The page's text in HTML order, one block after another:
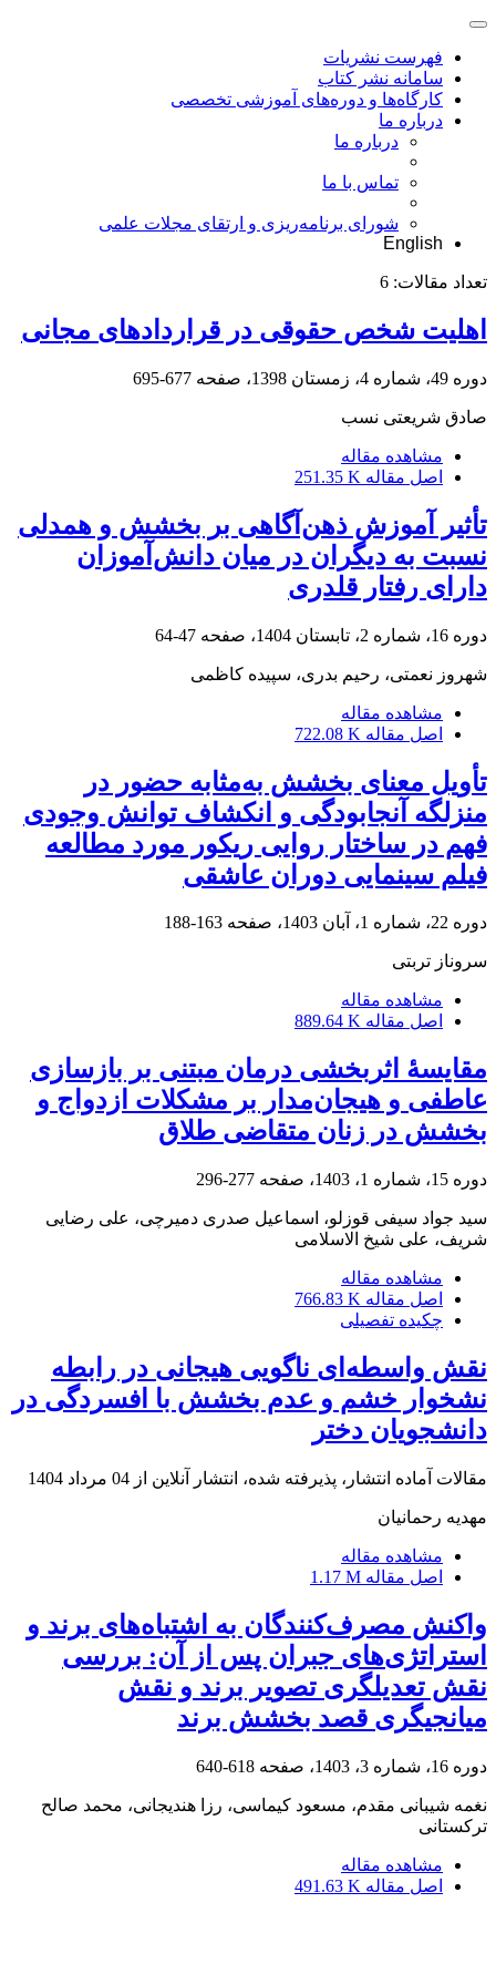
فهرست نشریات
سامانه نشر کتاب
کارگاه‌ها و دوره‌های آموزشی تخصصی
درباره ما
درباره ما
تماس با ما
شورای برنامه‌ریزی و ارتقای مجلات علمی
English
تعداد مقالات: 6
اهلیت شخص حقوقی در قراردادهای مجانی
دوره 49، شماره 4، زمستان 1398، صفحه 677-695
صادق شریعتی نسب
مشاهده مقاله
اصل مقاله 251.35 K
تأثیر آموزش ذهن‌آگاهی بر بخشش و همدلی
نسبت به دیگران در میان دانش‌آموزان
دارای رفتار قلدری
دوره 16، شماره 2، تابستان 1404، صفحه 47-64
شهروز نعمتی، رحیم بدری، سپیده کاظمی
مشاهده مقاله
اصل مقاله 722.08 K
تأویل معنای بخشش به‌‏مثابه حضور در
منزلگه آنجابودگی و انکشاف توانش وجودی
فهم در ساختار روایی ریکور مورد مطالعه
فیلم سینمایی دوران عاشقی
دوره 22، شماره 1، آبان 1403، صفحه 163-188
سروناز تربتی
مشاهده مقاله
اصل مقاله 889.64 K
مقایسۀ اثربخشی درمان مبتنی بر بازسازی
عاطفی و هیجان‌مدار بر مشکلات ازدواج و
بخشش در زنان متقاضی طلاق
دوره 15، شماره 1، 1403، صفحه 277-296
سید جواد سیفی قوزلو، اسماعیل صدری دمیرچی، علی رضایی
شریف، علی شیخ الاسلامی
مشاهده مقاله
اصل مقاله 766.83 K
چکیده تفصیلی
نقش واسطه‌ای ناگویی هیجانی در رابطه
نشخوار خشم و عدم بخشش با افسردگی در
دانشجویان دختر
مقالات آماده انتشار، پذیرفته شده، انتشار آنلاین از 04 مرداد 1404
مهدیه رحمانیان
مشاهده مقاله
اصل مقاله 1.17 M
واکنش مصرف‌کنندگان به اشتباه‌های برند و
استراتژی‌های جبران پس از آن: بررسی
نقش تعدیلگری تصویر برند و نقش
میانجیگری قصد بخشش برند
دوره 16، شماره 3، 1403، صفحه 618-640
نغمه شیبانی مقدم، مسعود کیماسی، رزا هندیجانی، محمد صالح
ترکستانی
مشاهده مقاله
اصل مقاله 491.63 K